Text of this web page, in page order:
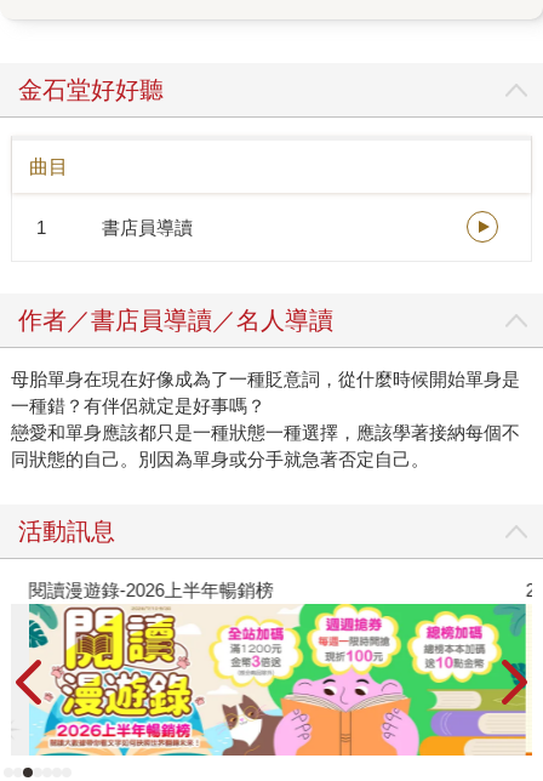
金石堂好好聽
曲目
1 書店員導讀
作者／書店員導讀／名人導讀
母胎單身在現在好像成為了一種貶意詞，從什麼時候開始單身是
一種錯？有伴侶就定是好事嗎？
戀愛和單身應該都只是一種狀態一種選擇，應該學著接納每個不
同狀態的自己。別因為單身或分手就急著否定自己。
活動訊息
閱讀漫遊錄-2026上半年暢銷榜